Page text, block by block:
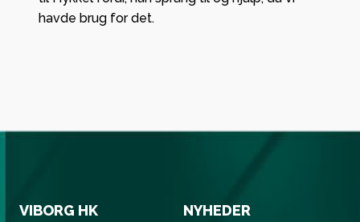
havde brug for det.
VIBORG HK NYHEDER